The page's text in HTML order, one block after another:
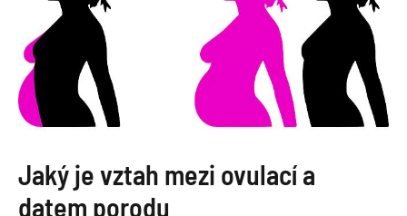
Jaký je vztah mezi ovulací a
datem porodu